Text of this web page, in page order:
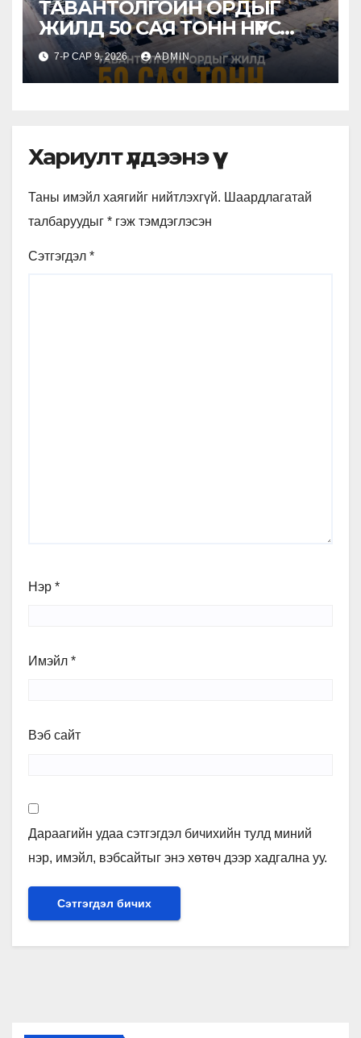
ТАВАНТОЛГОЙН ОРДЫГ
ЖИЛД 50 САЯ ТОНН НҮҮРС
ОЛБОРЛОХ ХҮЧИН
ЧАДАЛТАЙГААР АШИГЛАХ
НЭГДСЭН ТЭЗҮ БАТЛАГДЛАА
7-Р САР 9, 2026 ADMIN
Хариулт үлдээнэ үү
Таны имэйл хаягийг нийтлэхгүй. Шаардлагатай
талбаруудыг * гэж тэмдэглэсэн
Сэтгэгдэл *
Нэр *
Имэйл *
Вэб сайт
Дараагийн удаа сэтгэгдэл бичихийн тулд миний
нэр, имэйл, вэбсайтыг энэ хөтөч дээр хадгална уу.